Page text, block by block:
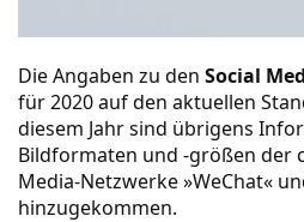
Die Angaben zu den Social
für 2020 auf den aktuellen
diesem Jahr sind übrigens
Bildformaten und -größen der
Media-Netzwerke »WeChat«
hinzugekommen.